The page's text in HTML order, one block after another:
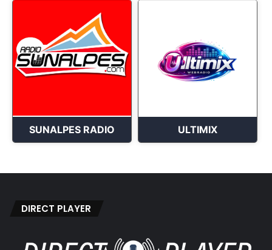
SUNALPES RADIO ULTIMIX
DIRECT PLAYER